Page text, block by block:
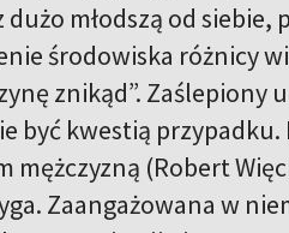
młodszą od siebie,
środowiska różnicy
znikąd”. Zaślepiony
być kwestią przypadku.
(Robert
Zaangażowana w